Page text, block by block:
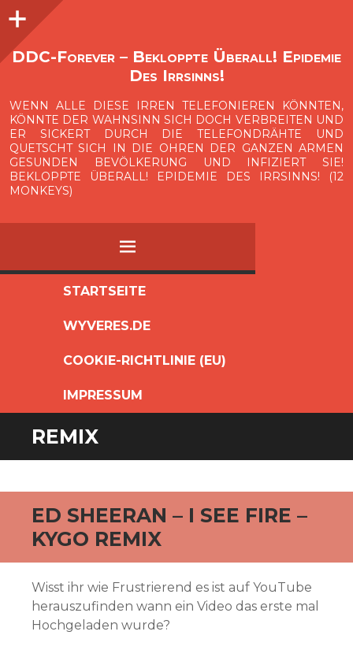
O
p
e
n
i
d
e
b
a
DDC-Forever – Bekloppte Überall! Epidemie
Des Irrsinns!
WENN ALLE DIESE IRREN TELEFONIEREN KÖNNTEN,
KÖNNTE DER WAHNSINN SICH DOCH VERBREITEN UND
ER SICKERT DURCH DIE TELEFONDRÄHTE UND
QUETSCHT SICH IN DIE OHREN DER GANZEN ARMEN
GESUNDEN BEVÖLKERUNG UND INFIZIERT SIE!
BEKLOPPTE ÜBERALL! EPIDEMIE DES IRRSINNS! (12
MONKEYS)
MENÜ
SPRINGEN
STARTSEITE
WYVERES.DE
COOKIE-RICHTLINIE (EU)
IMPRESSUM
Seitenleiste
REMIX
ED SHEERAN – I SEE FIRE –
KYGO REMIX
Wisst ihr wie Frustrierend es ist auf YouTube
herauszufinden wann ein Video das erste mal
Hochgeladen wurde?